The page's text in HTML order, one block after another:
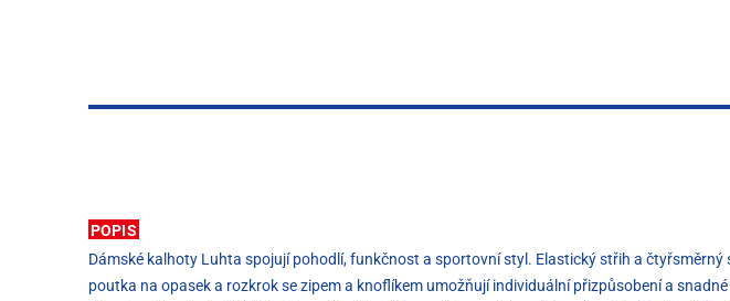
POPIS
Dámské kalhoty Luhta spojují pohodlí, funkčnost a sportovní styl. Elastický střih a
poutka na opasek a rozkrok se zipem a knoflíkem umožňují individuální přizpůsobení a